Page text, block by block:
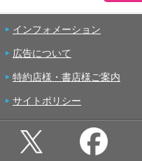
インフォメーション
広告について
特約店様・書店様ご案内
サイトポリシー